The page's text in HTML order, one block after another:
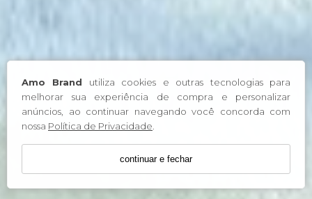
Amo Brand utiliza cookies e outras tecnologias para
melhorar sua experiência de compra e personalizar
anúncios, ao continuar navegando você concorda com
nossa Política de Privacidade
continuar e fechar